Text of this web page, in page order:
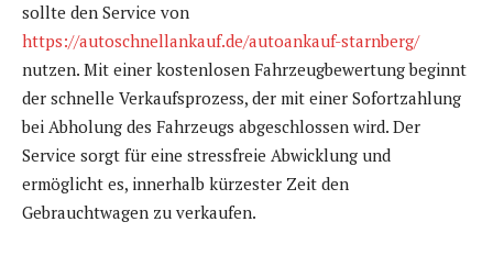
sollte den Service von
https://autoschnellankauf.de/autoankauf-starnberg/
nutzen. Mit einer kostenlosen Fahrzeugbewertung beginnt
der schnelle Verkaufsprozess, der mit einer Sofortzahlung
bei Abholung des Fahrzeugs abgeschlossen wird. Der
Service sorgt für eine stressfreie Abwicklung und
ermöglicht es, innerhalb kürzester Zeit den
Gebrauchtwagen zu verkaufen.